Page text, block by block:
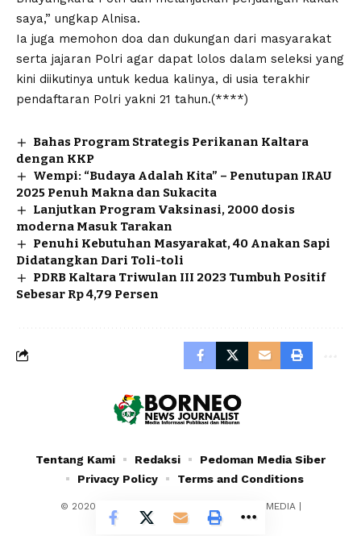
saya,” ungkap Alnisa.
Ia juga memohon doa dan dukungan dari masyarakat
serta jajaran Polri agar dapat lolos dalam seleksi yang
kini diikutinya untuk kedua kalinya, di usia terakhir
pendaftaran Polri yakni 21 tahun.(****)
Bahas Program Strategis Perikanan Kaltara
dengan KKP
Wempi: “Budaya Adalah Kita” – Penutupan IRAU
2025 Penuh Makna dan Sukacita
Lanjutkan Program Vaksinasi, 2000 dosis
moderna Masuk Tarakan
Penuhi Kebutuhan Masyarakat, 40 Anakan Sapi
Didatangkan Dari Toli-toli
PDRB Kaltara Triwulan III 2023 Tumbuh Positif
Sebesar Rp 4,79 Persen
© 2020 - 2024 - PT. YAFRAN BORNEO MULTIMEDIA |
Borneonewsjournalist.co.id
Tentang Kami Redaksi
Pedoman Media Siber
Privacy Policy
Terms and Conditions